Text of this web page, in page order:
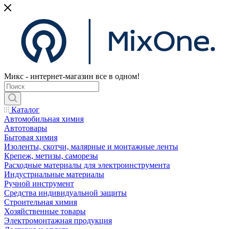
Микс - интернет-магазин все в одном!
Каталог
Автомобильная химия
Автотовары
Бытовая химия
Изоленты, скотчи, малярные и монтажные ленты
Крепеж, метизы, саморезы
Расходные материалы для электроинструмента
Индустриальные материалы
Ручной инструмент
Средства индивидуальной защиты
Строительная химия
Хозяйственные товары
Электромонтажная продукция